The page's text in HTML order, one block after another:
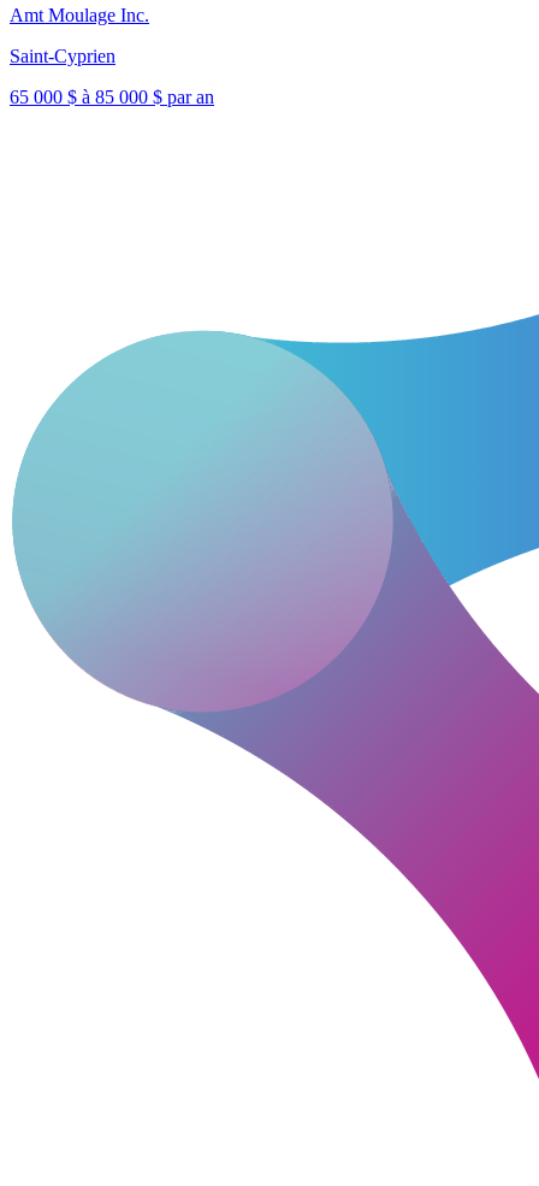
Amt Moulage Inc.
Saint-Cyprien
65 000 $ à 85 000 $ par an